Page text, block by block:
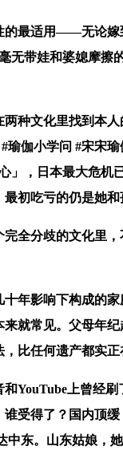
适用——无论嫁
带娃和婆媳摩
文化里找到本
伽小学问 #宋宋
，日本最大危
初吃亏的仍是她和
分歧的文化里
影响下构成的
就常见。父母年
比任何遗产都实正
上曾经
得了？国内顶
东。山东姑娘，她